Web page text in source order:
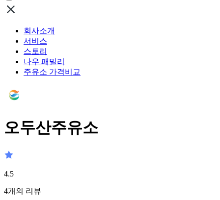
회사소개
서비스
스토리
나우 패밀리
주유소 가격비교
오두산주유소
4.5
4개의 리뷰